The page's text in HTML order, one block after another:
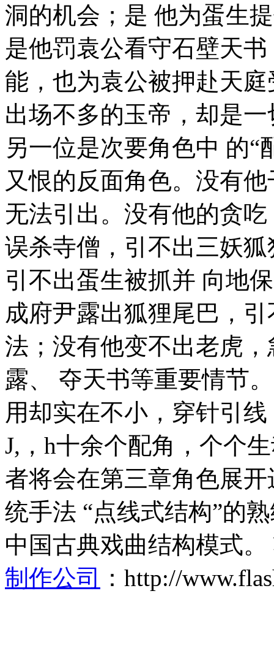
洞的机会；是 他为蛋生
是他罚袁公看守石壁天
能，也为袁公被押赴天
出场不多的玉帝，却是
另一位是次要角色中 的
又恨的反面角色。没有
无法引出。没有他的贪
误杀寺僧，引不出三妖
引不出蛋生被抓并 向地
成府尹露出狐狸尾巴，
法；没有他变不出老虎
露、 夺天书等重要情节
用却实在不小，穿针引
J,，h十余个配角，个个
者将会在第三章角色展
统手法 “点线式结构”的
中国古典戏曲结构模式
制作公司
：http://